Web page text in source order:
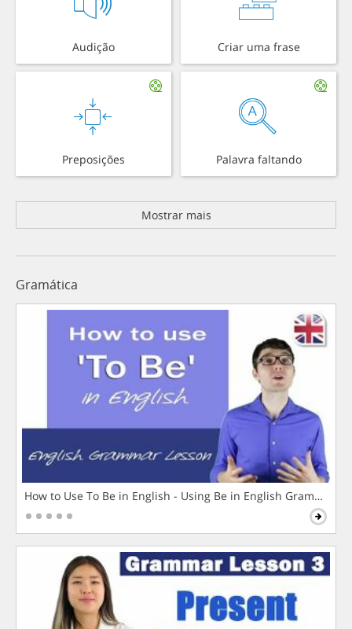
Audição Criar uma frase
Preposições Palavra faltando
Mostrar mais
Gramática
How to Use To Be in English - Using Be in English Grammar